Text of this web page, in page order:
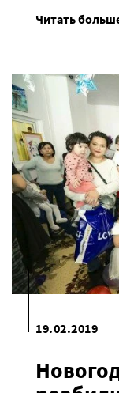
Читать
19.02.2019